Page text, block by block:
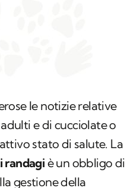
le notizie relative
e di cucciolate o
stato di salute. La
randagi è un obbligo di
gestione della